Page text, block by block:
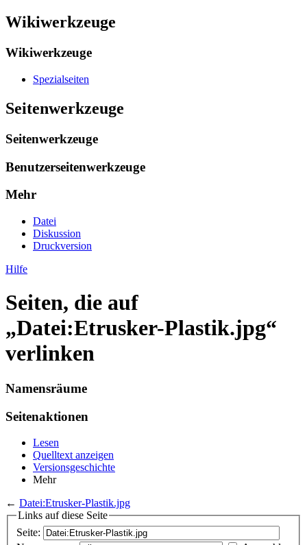
Wikiwerkzeuge
Wikiwerkzeuge
Spezialseiten
Seitenwerkzeuge
Seitenwerkzeuge
Benutzerseitenwerkzeuge
Mehr
Datei
Diskussion
Druckversion
Hilfe
Seiten, die auf
„Datei:Etrusker-Plastik.jpg“
verlinken
Namensräume
Seitenaktionen
Lesen
Quelltext anzeigen
Versionsgeschichte
Mehr
← Datei:Etrusker-Plastik.jpg
Links auf diese Seite
Seite: